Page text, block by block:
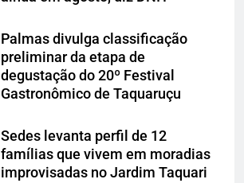
Palmas divulga classificação
preliminar da etapa de
degustação do 20º Festival
Gastronômico de Taquaruçu
Sedes levanta perfil de 12
famílias que vivem em moradias
improvisadas no Jardim Taquari